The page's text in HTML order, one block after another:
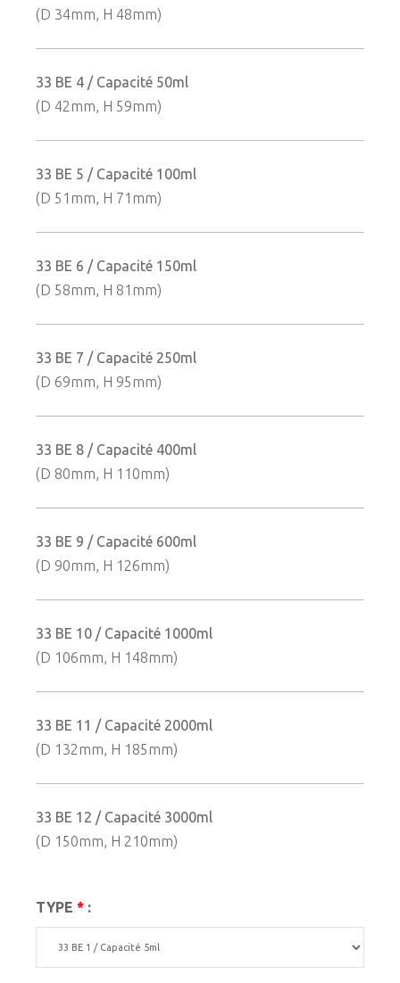
(D 34mm, H 48mm)
33 BE 4 / Capacité 50ml
(D 42mm, H 59mm)
33 BE 5 / Capacité 100ml
(D 51mm, H 71mm)
33 BE 6 / Capacité 150ml
(D 58mm, H 81mm)
33 BE 7 / Capacité 250ml
(D 69mm, H 95mm)
33 BE 8 / Capacité 400ml
(D 80mm, H 110mm)
33 BE 9 / Capacité 600ml
(D 90mm, H 126mm)
33 BE 10 / Capacité 1000ml
(D 106mm, H 148mm)
33 BE 11 / Capacité 2000ml
(D 132mm, H 185mm)
33 BE 12 / Capacité 3000ml
(D 150mm, H 210mm)
TYPE* :